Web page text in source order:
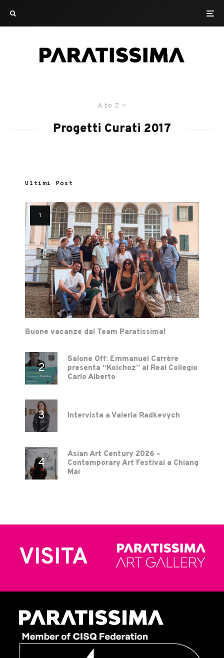
A to Z
Progetti Curati 2017
Ultimi Post
Buone vacanze dal Team Paratissima!
Salone Off: Emmanuel Carrère
presenta “Kolchoz” al Real Collegio
Carlo Alberto
Intervista a Valeria Radkevych
Asian Art Century 2026 –
Contemporary Art Festival a Chiang
Mai
VISITA